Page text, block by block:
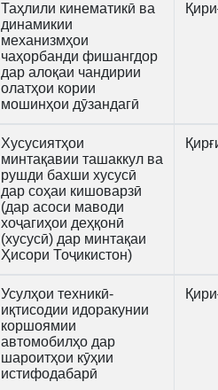
Таҳлили кинематикӣ ва
динамикии
механизмҳои
чаҳорбанди фишангдор
дар алоқаи чандирии
олатҳои кории
мошинҳои дӯзандагӣ
Хусусиятҳои
минтақавии ташаккул ва
рушди бахши хусусӣ
дар соҳаи кишоварзӣ
(дар асоси маводи
хоҷагиҳои деҳқонӣ
(хусусӣ) дар минтақаи
Ҳисори Тоҷикистон)
Усулҳои техникӣ-
иқтисодии идоракунии
коршоямии
автомобилҳо дар
шароитҳои кӯҳии
истифодабарӣ